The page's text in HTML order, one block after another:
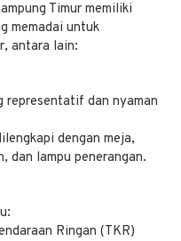
Timur memiliki
memadai untuk
antara lain:
representatif dan nyaman
dengan meja,
dan lampu penerangan.
Ringan (TKR)